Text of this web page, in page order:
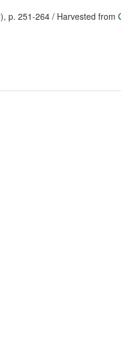
p. 251-264 / Harvested from